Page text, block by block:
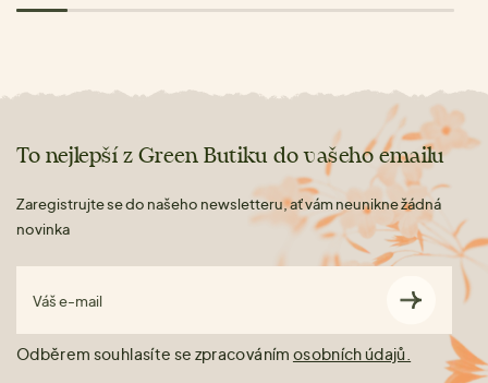
To nejlepší z Green Butiku do vašeho emailu
Zaregistrujte se do našeho newsletteru, ať vám neunikne žádná
novinka
Váš e-mail
Odběrem souhlasíte se zpracováním osobních údajů.